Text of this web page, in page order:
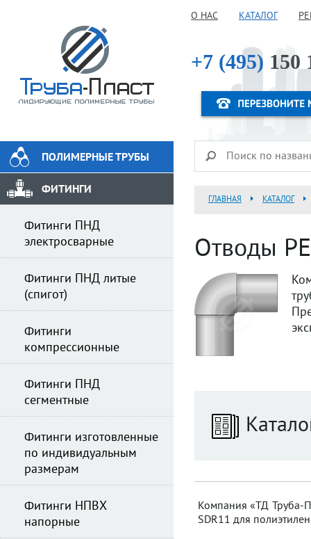
О НАС КАТАЛОГ
+7 (495) 150
ГЛАВНАЯ КАТАЛОГ
Отводы
Компания «ТД Труба-
SDR11 для
ПОЛИМЕРНЫЕ ТРУБЫ
ФИТИНГИ
Фитинги ПНД
электросварные
Фитинги ПНД литые
(спигот)
Фитинги
компрессионные
Фитинги ПНД
сегментные
Фитинги изготовленные
по индивидуальным
размерам
Фитинги НПВХ
напорные